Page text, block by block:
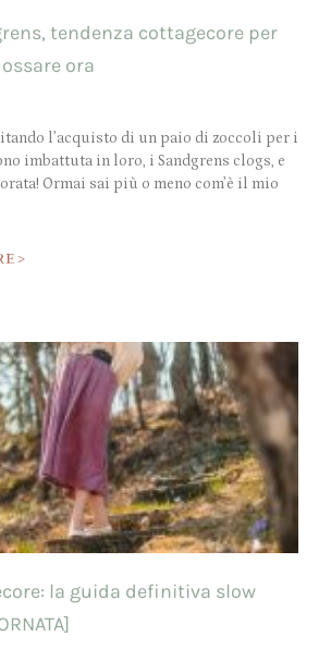
tendenza cottagecore per
ora
l’acquisto di un paio di zoccoli per i
imbattuta in loro, i Sandgrens clogs, e
Ormai sai più o meno com’è il mio
>
la guida definitiva slow